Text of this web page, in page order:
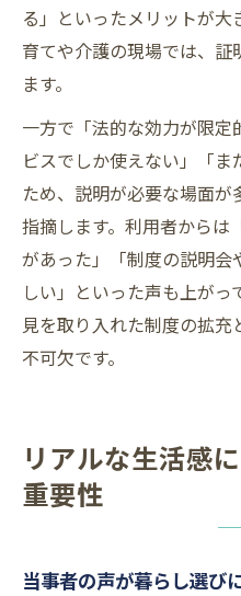
る」といったメリットが
育てや介護の現場では、
ます。
一方で「法的な効力が限定
ビスでしか使えない」「
ため、説明が必要な場面
指摘します。利用者からは
があった」「制度の説明
しい」といった声も上が
見を取り入れた制度の拡
不可欠です。
リアルな生活感
重要性
当事者の声が暮らし選び